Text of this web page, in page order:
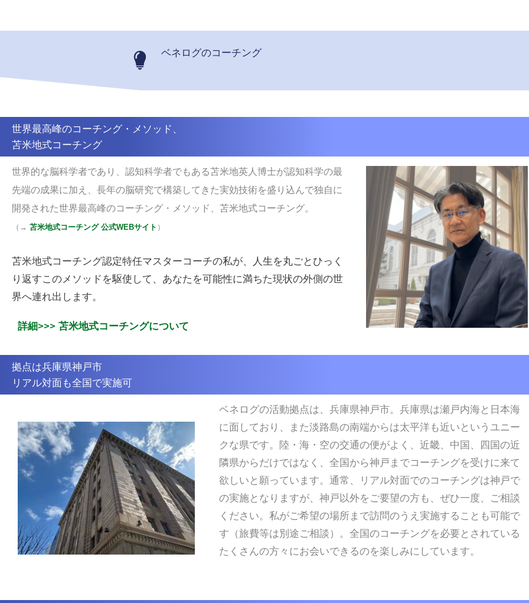
ベネログのコーチング
世界最高峰のコーチング・メソッド、
苫米地式コーチング
世界的な脳科学者であり、認知科学者でもある苫米地英人博士が認知科学の最
先端の成果に加え、長年の脳研究で構築してきた実効技術を盛り込んで独自に
開発された世界最高峰のコーチング・メソッド、苫米地式コーチング。
（ → 苫米地式コーチング 公式WEBサイト ）
苫米地式コーチング認定特任マスターコーチの私が、
人生を丸ごとひっく
り返すこのメソッドを駆使して、 あなたを可能性に満ちた現状の外側の世
界へ連れ出します。
詳細>>> 苫米地式コーチングについて
拠点は兵庫県神戸市
リアル対面も全国で実施可
ベネログの活動拠点は、兵庫県神戸市。兵庫県は瀬戸内海と日本海
に面しており、また淡路島の南端からは太平洋も近いというユニー
クな県です。陸・海・空の交通の便がよく、近畿、中国、四国の近
隣県からだけではなく、全国から神戸までコーチングを受けに来て
欲しいと願っています。通常、リアル対面でのコーチングは神戸で
の実施となりますが、神戸以外をご要望の方も、ぜひ一度、ご相談
ください。私がご希望の場所まで訪問のうえ実施することも可能で
す（旅費等は別途ご相談）。全国のコーチングを必要とされている
たくさんの方々にお会いできるのを楽しみにしています。